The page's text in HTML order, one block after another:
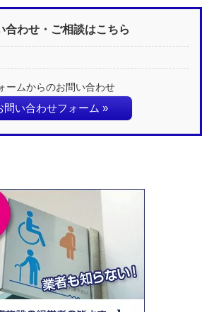
合わせ・ご相談はこちら
ームからのお問い合わせ
問い合わせフォーム »